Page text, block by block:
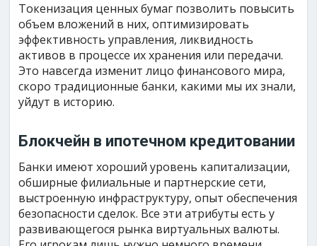
Токенизация ценных бумаг позволить повысить
объем вложений в них, оптимизировать
эффективность управления, ликвидность
активов в процессе их хранения или передачи.
Это навсегда изменит лицо финансового мира,
скоро традиционные банки, какими мы их знали,
уйдут в историю.
Блокчейн в ипотечном кредитовании
Банки имеют хороший уровень капитализации,
обширные филиальные и партнерские сети,
выстроенную инфраструктуру, опыт обеспечения
безопасности сделок. Все эти атрибуты есть у
развивающегося рынка виртуальных валюты.